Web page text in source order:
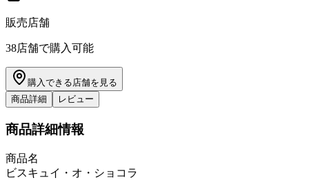
販売店舗
38店舗で購入可能
購入できる店舗を見る
商品詳細
レビュー
商品詳細情報
商品名
ビスキュイ・オ・ショコラ